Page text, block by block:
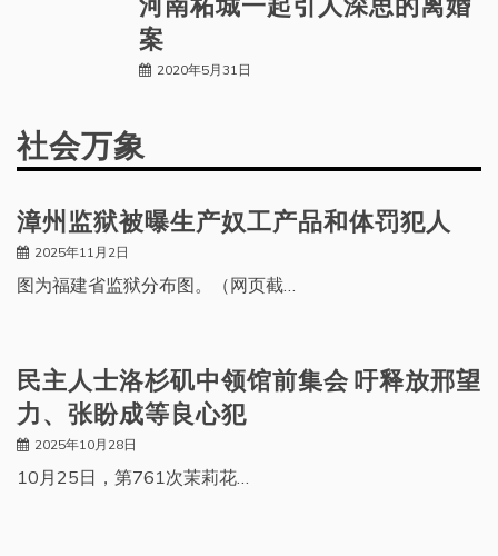
案
2020年5月31日
社会万象
漳州监狱被曝生产奴工产品和体罚犯人
2025年11月2日
图为福建省监狱分布图。（网页截…
民主人士洛杉矶中领馆前集会 吁释放邢望
力、张盼成等良心犯
2025年10月28日
10月25日，第761次茉莉花…